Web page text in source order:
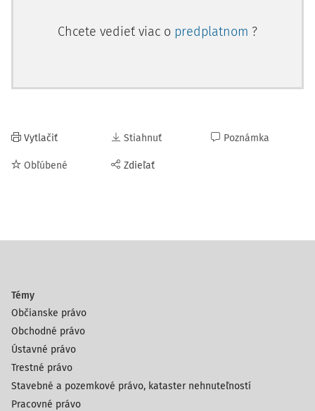
Chcete vedieť viac o predplatnom ?
Vytlačiť
Obľúbené
Stiahnuť
Zdieľať
Poznámka
Témy
Občianske právo
Obchodné právo
Ústavné právo
Trestné právo
Stavebné a pozemkové právo, kataster nehnuteľností
Pracovné právo